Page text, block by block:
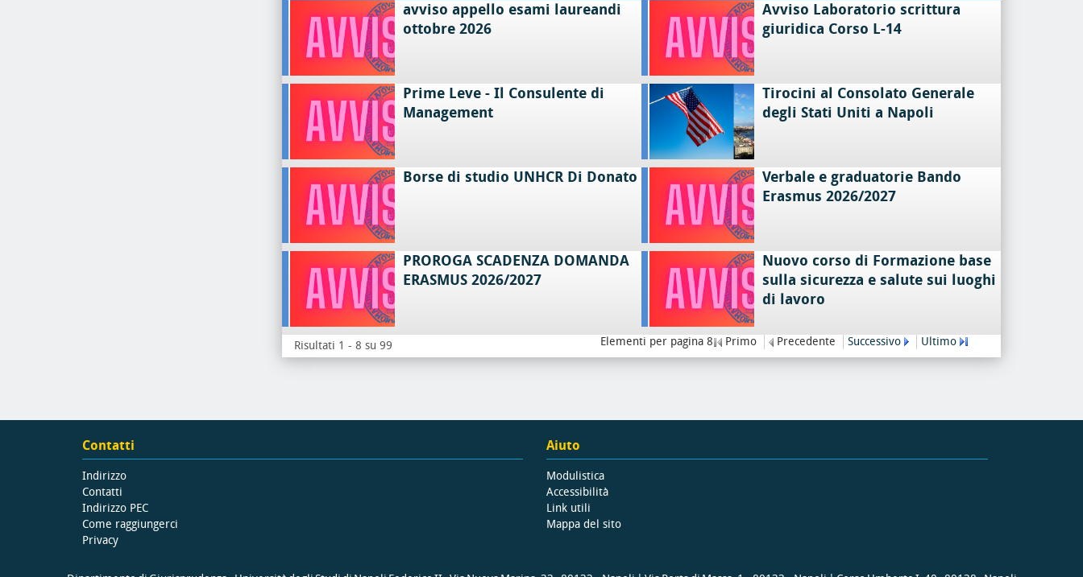
avviso appello esami laureandi
ottobre 2026
Avviso Laboratorio scrittura
giuridica Corso L-14
Prime Leve - Il Consulente di
Management
Tirocini al Consolato Generale
degli Stati Uniti a Napoli
Borse di studio UNHCR Di Donato
Verbale e graduatorie Bando
Erasmus 2026/2027
PROROGA SCADENZA DOMANDA
ERASMUS 2026/2027
Nuovo corso di Formazione base
sulla sicurezza e salute sui luoghi
di lavoro
Risultati 1 - 8 su 99 Elementi per pagina 8 Primo Precedente Successivo Ultimo
Contatti
Indirizzo
Contatti
Indirizzo PEC
Come raggiungerci
Privacy
Aiuto
Modulistica
Accessibilità
Link utili
Mappa del sito